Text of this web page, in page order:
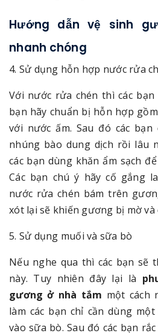
Hướng dẫn vệ sinh
nhanh chóng
4. Sử dụng hỗn hợp nước rửa
Với nước rửa chén thì các bạn
bạn hãy chuẩn bị hỗn hợp
với nước ấm. Sau đó các
nhúng bào dung dịch rồi lâu
các bạn dùng khăn ẩm sạch
Các bạn chú ý hãy cố gắng
nước rửa chén bám trên
xót lại sẽ khiến gương bị mờ và
5. Sử dụng muối và sữa bò
Nếu nghe qua thì các bạn sẽ
này. Tuy nhiên đây lại là
gương ở nhà tắm một cách
làm các bạn chỉ cần dùng
vào sữa bò. Sau đó các bạn